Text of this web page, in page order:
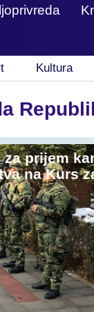
Kultura
za prijem
na Kurs